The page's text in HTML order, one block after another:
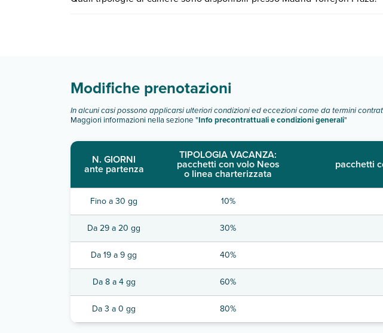
Modifiche prenotazioni
In alcuni casi possono applicarsi ulteriori condizioni ed eccezioni come da termini
Maggiori informazioni nella sezione "Info precontrattuali e condizioni generali"
N. GIORNI
ante partenza
TIPOLOGIA VACANZA:
pacchetti con volo Neos
o linea charterizzata
pacchetti
Fino a 30 gg 10%
Da 29 a 20 gg 30%
Da 19 a 9 gg 40%
Da 8 a 4 gg 60%
Da 3 a 0 gg 80%